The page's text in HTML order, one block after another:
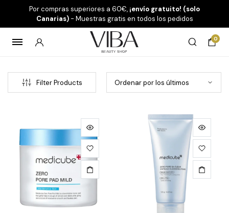
Por compras superiores a 60€, ¡envío gratuito! (solo
Canarias)- Muestras gratis en todos los pedidos
0
Filter Products